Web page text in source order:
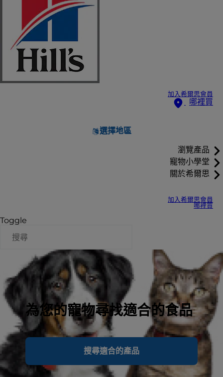
加入希爾思會員
哪裡買
選擇地區
瀏覽產品
寵物小學堂
關於希爾思
加入希爾思會員
哪裡買
Toggle
為您的寵物尋找適合的食品
搜尋適合的產品